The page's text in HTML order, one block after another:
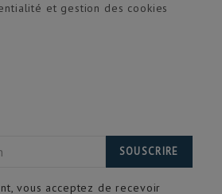
et gestion des cookies
SOUSCRIRE
vous acceptez de recevoir